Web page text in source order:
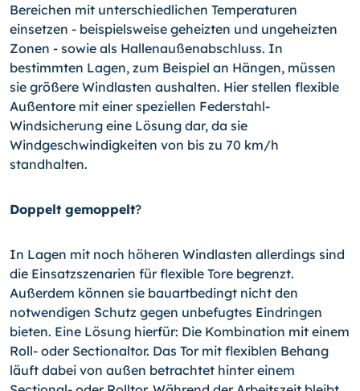
Bereichen mit unterschiedlichen Temperaturen
einsetzen - beispielsweise geheizten und ungeheizten
Zonen - sowie als Hallenaußenabschluss. In
bestimmten Lagen, zum Beispiel an Hängen, müssen
sie größere Windlasten aushalten. Hier stellen flexible
Außentore mit einer speziellen Federstahl-
Windsicherung eine Lösung dar, da sie
Windgeschwindigkeiten von bis zu 70 km/h
standhalten.
Doppelt gemoppelt?
In Lagen mit noch höheren Windlasten allerdings sind
die Einsatzszenarien für flexible Tore begrenzt.
Außerdem können sie bauartbedingt nicht den
notwendigen Schutz gegen unbefugtes Eindringen
bieten. Eine Lösung hierfür: Die Kombination mit einem
Roll- oder Sectionaltor. Das Tor mit flexiblen Behang
läuft dabei von außen betrachtet hinter einem